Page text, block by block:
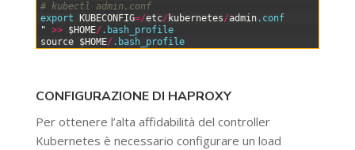
# kubectl admin.conf
export
KUBECONFIG=/etc/ kubernetes/admin.conf
" >> $HOME/ .bash_profile
source $HOME/ .bash_profile
CONFIGURAZIONE DI HAPROXY
Per ottenere l’alta affidabilità del controller
Kubernetes è necessario configurare un load